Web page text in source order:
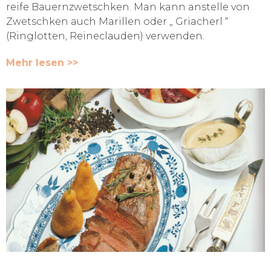
reife Bauernzwetschken. Man kann anstelle von
Zwetschken auch Marillen oder „ Griacherl “
(Ringlotten, Reineclauden) verwenden.
Mehr lesen >>